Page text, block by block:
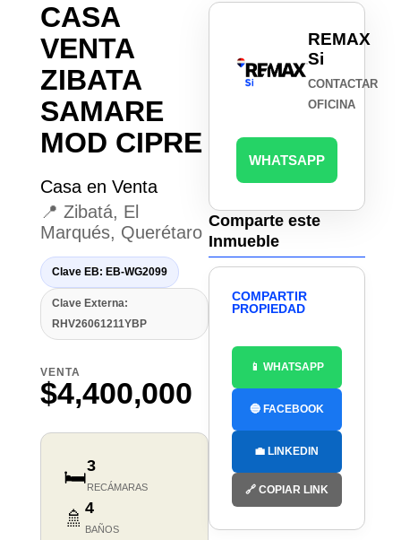
CASA
VENTA
ZIBATA
SAMARE
MOD CIPRE
Casa en Venta
📍 Zibatá, El
Marqués, Querétaro
Clave EB: EB-WG2099
Clave Externa:
RHV26061211YBP
VENTA
$4,400,000
🛏️3
RECÁMARAS
🚿 4
BAÑOS
REMAX
Si
CONTACTAR
OFICINA
WHATSAPP
Comparte este
Inmueble
COMPARTIR
PROPIEDAD
📱 WHATSAPP
🔵 FACEBOOK
💼 LINKEDIN
🔗 COPIAR LINK